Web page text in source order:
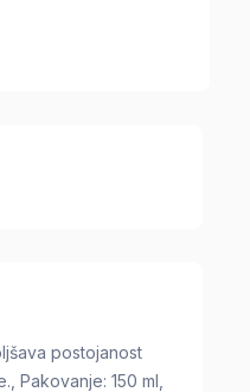
postojanost
Pakovanje: 150 ml,